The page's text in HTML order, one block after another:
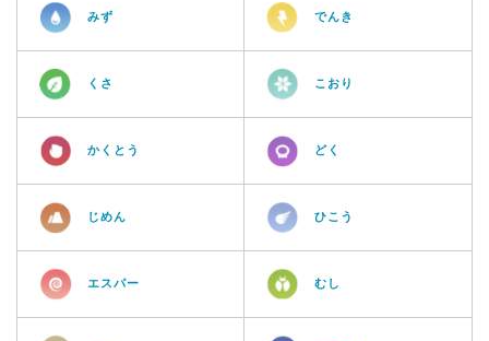
みず でんき
くさ こおり
かくとう どく
じめん ひこう
エスパー むし